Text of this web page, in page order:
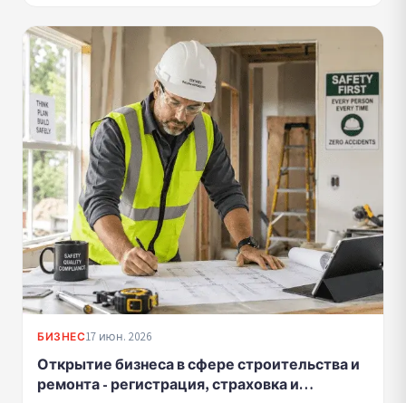
БИЗНЕС17 июн. 2026
Открытие бизнеса в сфере строительства и
ремонта - регистрация, страховка и